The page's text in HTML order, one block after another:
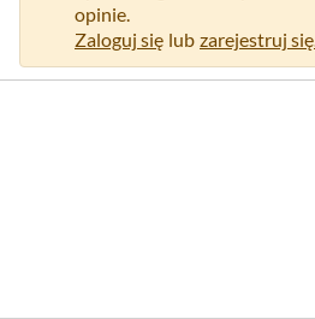
opinie.
Zaloguj się lub zarejestruj się.